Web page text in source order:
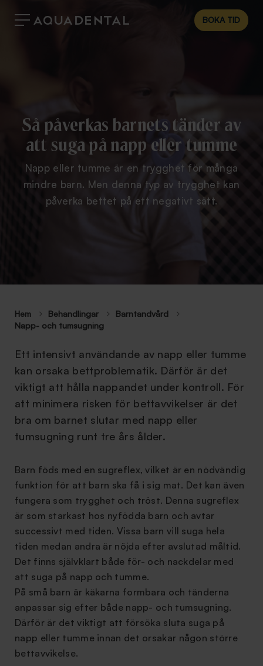
BOKA TID
Så påverkas barnets tänder av
att suga på napp eller tumme
Napp eller tumme är en trygghet för många
mindre barn. Men denna typ av trygghet kan
påverka bettet på ett negativt sätt.
Hem Behandlingar
Barntandvård
Napp- och tumsugning
Ett intensivt användande av napp eller tumme
kan orsaka bettproblematik. Därför är det
viktigt att hålla nappandet under kontroll. För
att minimera risken för bettavvikelser är det
bra om barnet slutar med napp eller
tumsugning runt tre års ålder.
Barn föds med en sugreflex, vilket är en nödvändig
funktion för att barn ska få i sig mat. Det kan även
fungera som trygghet och tröst. Denna sugreflex
är som starkast hos nyfödda barn och avtar
successivt med tiden. Vissa barn vill suga hela
tiden medan andra är nöjda efter avslutad måltid.
Det finns självklart både för- och nackdelar med
att suga på napp och tumme.
På små barn är käkarna formbara och tänderna
anpassar sig efter både napp- och tumsugning.
Därför är det viktigt att försöka sluta suga på
napp eller tumme innan det orsakar någon större
bettavvikelse.